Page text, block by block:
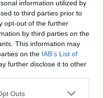
information utilized by
to third parties prior to
opt-out of the further
by third parties on the
This information may
on the IAB’s List of
further disclose it to other
Outs